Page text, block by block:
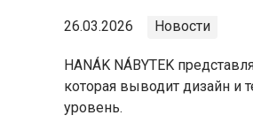
26.03.2026 Новости
HANÁK NÁBYTEK
которая выводит дизайн и
уровень.